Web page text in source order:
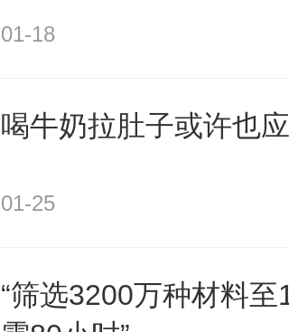
（免）税备案表》填
章完整的，主管税务
料或填写内容不符合
01-18
喝牛奶拉肚子或许也
01-25
“筛选3200万种材料至